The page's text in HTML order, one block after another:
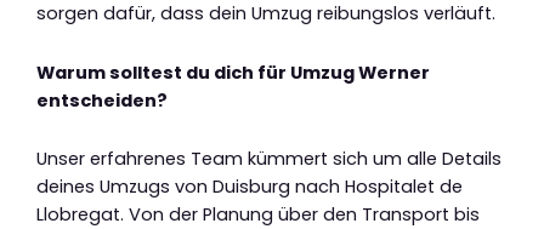
sorgen dafür, dass dein Umzug reibungslos verläuft.
Warum solltest du dich für Umzug Werner
entscheiden?
Unser erfahrenes Team kümmert sich um alle Details
deines Umzugs von Duisburg nach Hospitalet de
Llobregat. Von der Planung über den Transport bis